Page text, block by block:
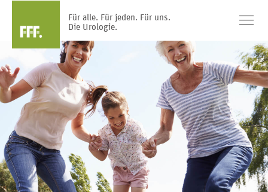
Für alle. Für jeden. Für uns.
Die Urologie.